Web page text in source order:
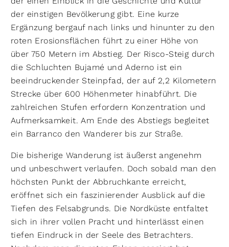
der einstigen Bevölkerung gibt. Eine kurze
Ergänzung bergauf nach links und hinunter zu den
roten Erosionsflächen führt zu einer Höhe von
über 750 Metern im Abstieg. Der Risco-Steig durch
die Schluchten Bujamé und Aderno ist ein
beeindruckender Steinpfad, der auf 2,2 Kilometern
Strecke über 600 Höhenmeter hinabführt. Die
zahlreichen Stufen erfordern Konzentration und
Aufmerksamkeit. Am Ende des Abstiegs begleitet
ein Barranco den Wanderer bis zur Straße.
Die bisherige Wanderung ist äußerst angenehm
und unbeschwert verlaufen. Doch sobald man den
höchsten Punkt der Abbruchkante erreicht,
eröffnet sich ein faszinierender Ausblick auf die
Tiefen des Felsabgrunds. Die Nordküste entfaltet
sich in ihrer vollen Pracht und hinterlässt einen
tiefen Eindruck in der Seele des Betrachters.